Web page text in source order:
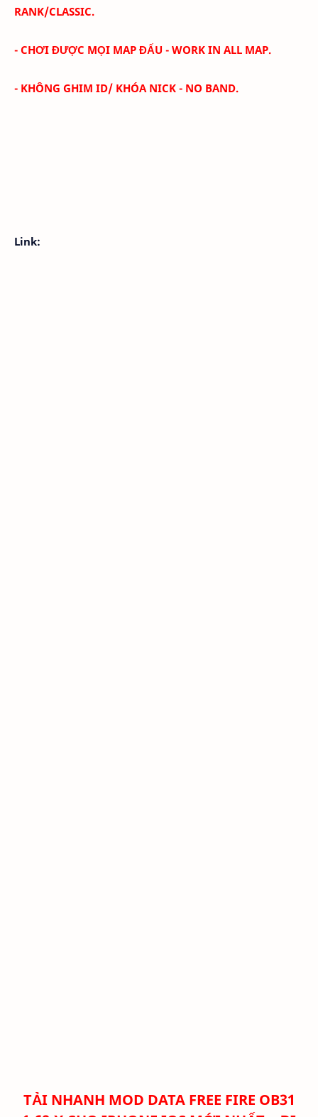
RANK/CLASSIC.
- CHƠI ĐƯỢC MỌI MAP ĐẤU - WORK IN ALL MAP.
- KHÔNG GHIM ID/ KHÓA NICK - NO BAND.
Link:
TẢI NHANH MOD DATA FREE FIRE OB31